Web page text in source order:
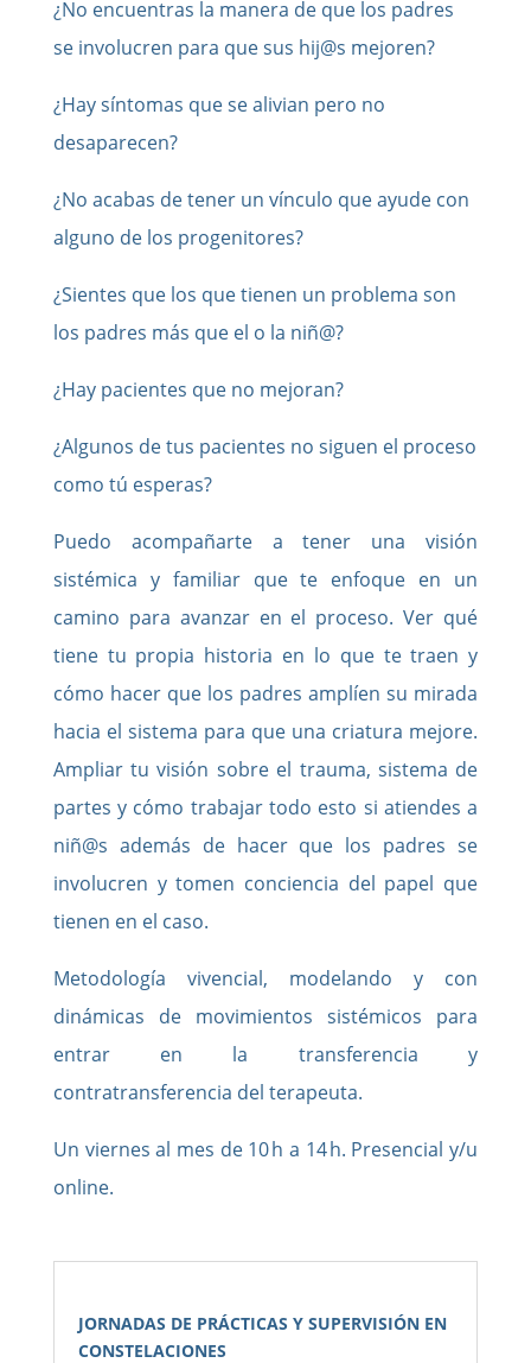
¿No encuentras la manera de que los padres
se involucren para que sus hij@s mejoren?
¿Hay síntomas que se alivian pero no
desaparecen?
¿No acabas de tener un vínculo que ayude con
alguno de los progenitores?
¿Sientes que los que tienen un problema son
los padres más que el o la niñ@?
¿Hay pacientes que no mejoran?
¿Algunos de tus pacientes no siguen el proceso
como tú esperas?
Puedo acompañarte a tener una visión
sistémica y familiar que te enfoque en un
camino para avanzar en el proceso. Ver qué
tiene tu propia historia en lo que te traen y
cómo hacer que los padres amplíen su mirada
hacia el sistema para que una criatura mejore.
Ampliar tu visión sobre el trauma, sistema de
partes y cómo trabajar todo esto si atiendes a
niñ@s además de hacer que los padres se
involucren y tomen conciencia del papel que
tienen en el caso.
Metodología vivencial, modelando y con
dinámicas de movimientos sistémicos para
entrar en la transferencia y
contratransferencia del terapeuta.
Un viernes al mes de 10 h a 14 h. Presencial y/u
online.
JORNADAS DE PRÁCTICAS Y SUPERVISIÓN EN
CONSTELACIONES